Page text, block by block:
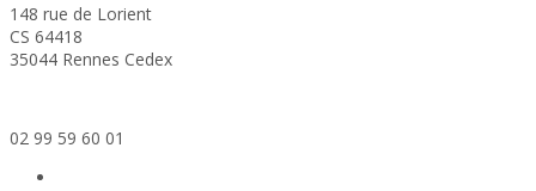
148 rue de Lorient
CS 64418
35044 Rennes Cedex
02 99 59 60 01